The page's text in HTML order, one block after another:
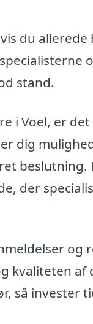
du
stand.
i Voel, er
dig
beslutning.
der
og
kvaliteten
så invester